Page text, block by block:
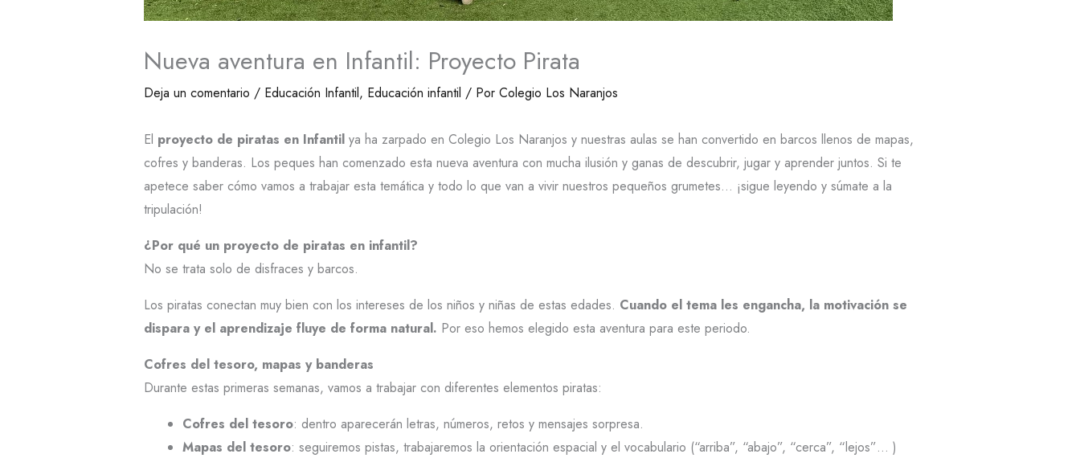
Nueva aventura en Infantil: Proyecto Pirata
Deja un comentario / Educación Infantil, Educación infantil / Por Colegio Los Naranjos
El proyecto de piratas en Infantilya ha zarpado en Colegio Los Naranjos y nuestras aulas se han convertido en barcos llenos de mapas,
cofres y banderas. Los peques han comenzado esta nueva aventura con mucha ilusión y ganas de descubrir, jugar y aprender juntos. Si te
apetece saber cómo vamos a trabajar esta temática y todo lo que van a vivir nuestros pequeños grumetes… ¡sigue leyendo y súmate a la
tripulación!
¿Por qué un proyecto de piratas en infantil?
No se trata solo de disfraces y barcos.
Los piratas conectan muy bien con los intereses de los niños y niñas de estas edades. Cuando el tema les engancha, la motivación se
dispara y el aprendizaje fluye de forma natural. Por eso hemos elegido esta aventura para este periodo.
Cofres del tesoro, mapas y banderas
Durante estas primeras semanas, vamos a trabajar con diferentes elementos piratas:
Cofres del tesoro: dentro aparecerán letras, números, retos y mensajes sorpresa.
Mapas del tesoro: seguiremos pistas, trabajaremos la orientación espacial y el vocabulario (“arriba”, “abajo”, “cerca”, “lejos”… )